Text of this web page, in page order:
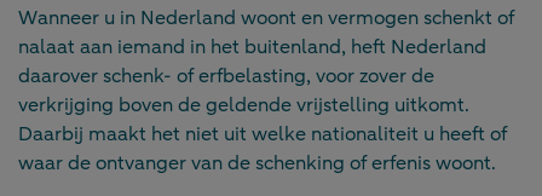
Wanneer u in Nederland woont en vermogen schenkt of
nalaat aan iemand in het buitenland, heft Nederland
daarover schenk- of erfbelasting, voor zover de
verkrijging boven de geldende vrijstelling uitkomt.
Daarbij maakt het niet uit welke nationaliteit u heeft of
waar de ontvanger van de schenking of erfenis woont.